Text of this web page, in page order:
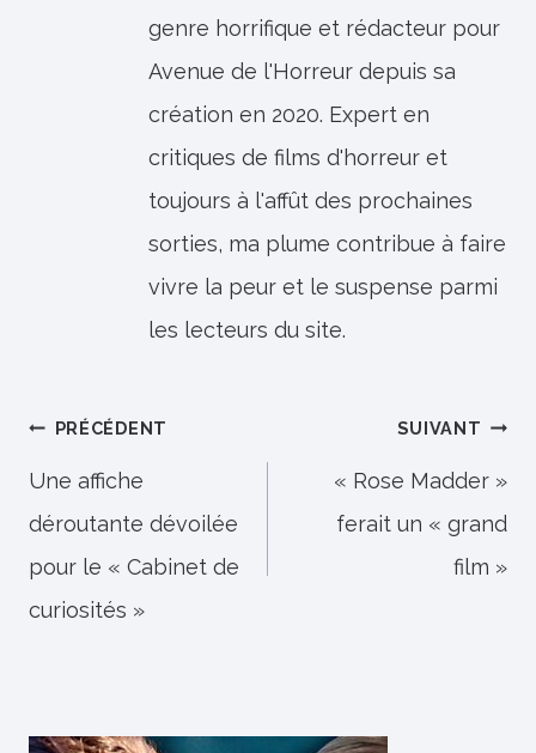
genre horrifique et rédacteur pour
Avenue de l'Horreur depuis sa
création en 2020. Expert en
critiques de films d'horreur et
toujours à l'affût des prochaines
sorties, ma plume contribue à faire
vivre la peur et le suspense parmi
les lecteurs du site.
Navigation
de
l’article
PRÉCÉDENT
Une affiche
déroutante dévoilée
pour le « Cabinet de
curiosités »
SUIVANT
« Rose Madder »
ferait un « grand
film »